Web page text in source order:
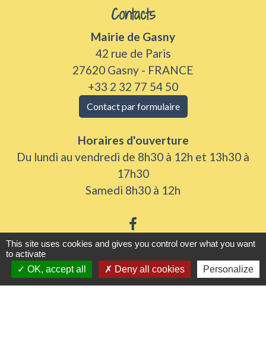
Contacts
Mairie de Gasny
42 rue de Paris
27620 Gasny - FRANCE
+33 2 32 77 54 50
Contact par formulaire
Horaires d'ouverture
Du lundi au vendredi de 8h30 à 12h et 13h30 à
17h30
Samedi 8h30 à 12h
Liens utiles
This site uses cookies and gives you control over what you want
to activate
OK, accept all
Deny all cookies Personalize